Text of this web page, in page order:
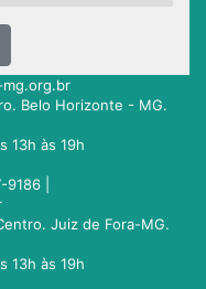
Belo Horizonte - MG.
13h às 19h
|
Juiz de Fora-MG.
13h às 19h